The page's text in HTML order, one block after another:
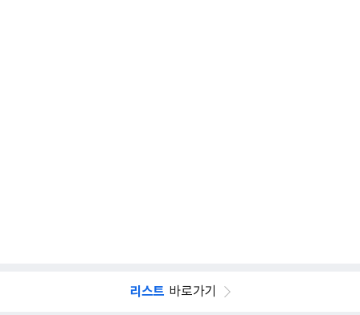
리스트 바로가기